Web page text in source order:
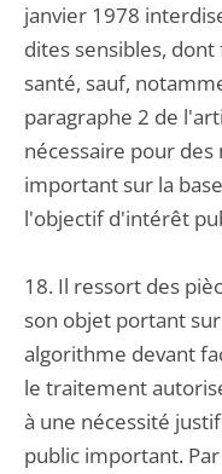
janvier 1978
dites sensibles,
santé, sauf,
paragraphe 2 de
nécessaire pour
important sur la
l'objectif d'intérêt
18. Il ressort des
son objet portant
algorithme devant
le traitement
à une nécessité
public important.